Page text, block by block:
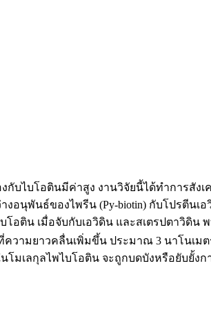
บไบโอตินมีค่าสูง งานวิจัยนี้ได้ทำการสัง
งอนุพันธ์ของไพรีน (Py-biotin) กับโปรตีนเ
โอติน เมื่อจับกับเอวิดิน และสเตรปตาวิดิน
วามยาวคลื่นเพิ่มขึ้น ประมาณ 3 นาโนเม
มเลกุลไพไบโอติน จะถูกบดบังหรือยับยั้งก